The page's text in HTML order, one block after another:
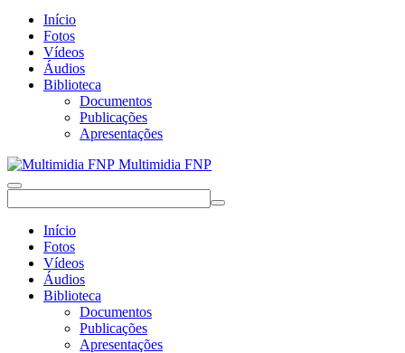
Início
Fotos
Vídeos
Áudios
Biblioteca
Documentos
Publicações
Apresentações
Multimidia FNP
Início
Fotos
Vídeos
Áudios
Biblioteca
Documentos
Publicações
Apresentações